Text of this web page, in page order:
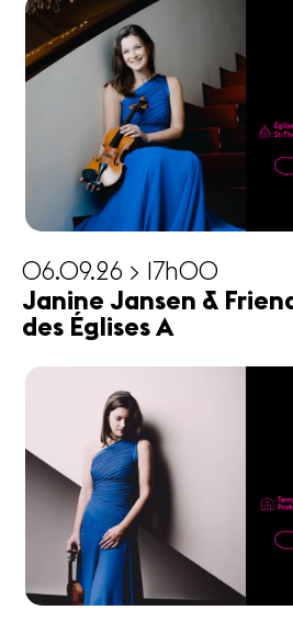
06.09.26 > 17h00
Janine Jansen &
des Églises A